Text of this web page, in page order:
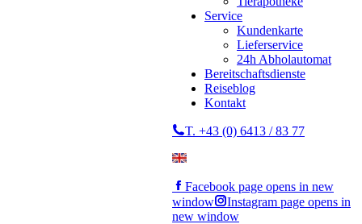
Service
Kundenkarte
Lieferservice
24h Abholautomat
Bereitschaftsdienste
Reiseblog
Kontakt
T. +43 (0) 6413 / 83 77
Facebook page opens in new
window
Instagram page opens in
new window